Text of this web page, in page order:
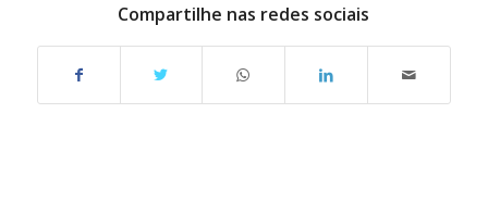
Compartilhe nas redes sociais